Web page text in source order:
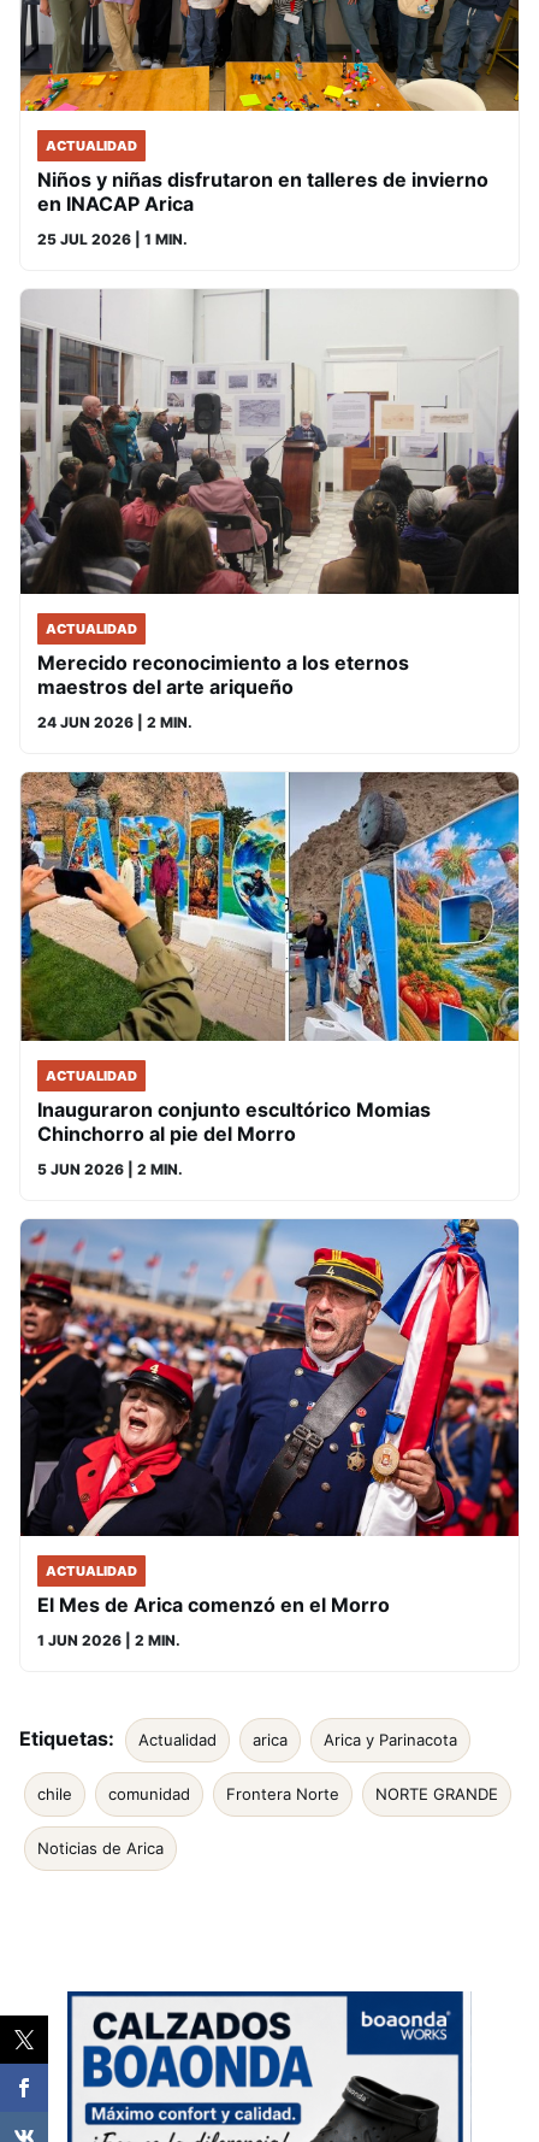
ACTUALIDAD
Niños y niñas disfrutaron en talleres de invierno
en INACAP Arica
25 JUL 2026 | 1 MIN.
ACTUALIDAD
Merecido reconocimiento a los eternos
maestros del arte ariqueño
24 JUN 2026 | 2 MIN.
ACTUALIDAD
Inauguraron conjunto escultórico Momias
Chinchorro al pie del Morro
5 JUN 2026 | 2 MIN.
ACTUALIDAD
El Mes de Arica comenzó en el Morro
1 JUN 2026 | 2 MIN.
Etiquetas: Actualidad arica Arica y Parinacota
chile comunidad Frontera Norte NORTE GRANDE
Noticias de Arica